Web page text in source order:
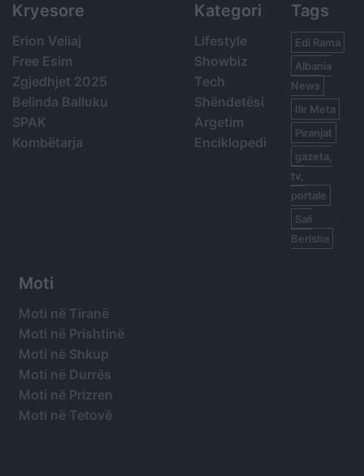
Kryesore
Erion Veliaj
Free Esim
Zgjedhjet 2025
Belinda Balluku
SPAK
Kombëtarja
Kategori
Lifestyle
Showbiz
Tech
Shëndetësi
Argetim
Enciklopedi
Tags
Edi Rama
Albania
News
Ilir Meta
Piranjat
gazeta,
tv,
portale
Sali
Berisha
Moti
Moti në Tiranë
Moti në Prishtinë
Moti në Shkup
Moti në Durrës
Moti në Prizren
Moti në Tetovë